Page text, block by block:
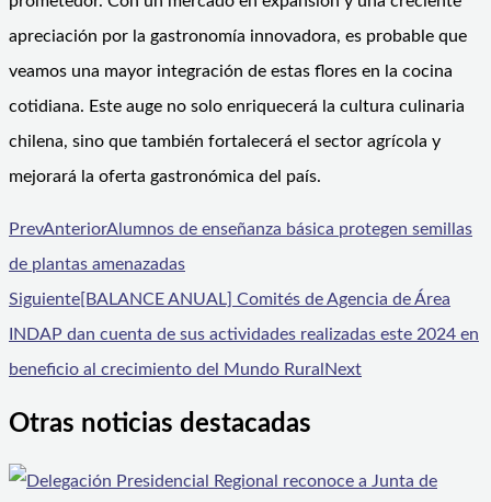
apreciación por la gastronomía innovadora, es probable que
veamos una mayor integración de estas flores en la cocina
cotidiana. Este auge no solo enriquecerá la cultura culinaria
chilena, sino que también fortalecerá el sector agrícola y
mejorará la oferta gastronómica del país.
PrevAnteriorAlumnos de enseñanza básica protegen semillas
de plantas amenazadas
Siguiente[BALANCE ANUAL] Comités de Agencia de Área
INDAP dan cuenta de sus actividades realizadas este 2024 en
beneficio al crecimiento del Mundo RuralNext
Otras noticias destacadas